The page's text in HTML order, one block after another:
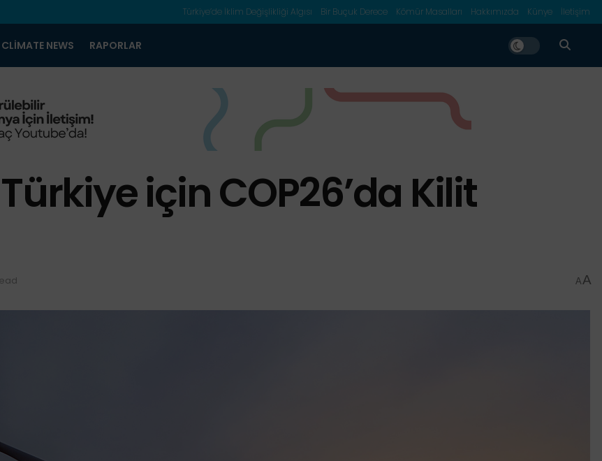
Türkiye’de İklim Değişlikliği Algısı Bir Buçuk Derece Kömür Masalları Hakkımızda Künye İletişim
CLIMATE NEWS RAPORLAR
için COP26’da Kilit
AA